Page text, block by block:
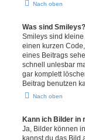
Nach oben
Was sind Smileys?
Smileys sind
einen kurzen
eines Beitrags
schnell unlesbar
gar komplett
Beitrag benutzen
Nach oben
Kann ich Bilder in
Ja, Bilder können
kannst du das Bild